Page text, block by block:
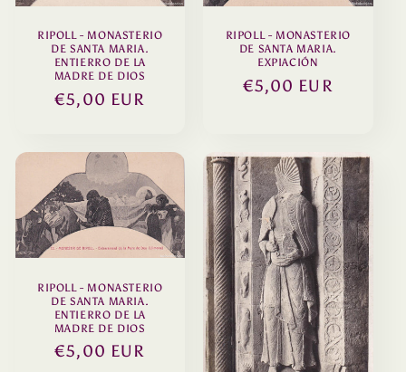
RIPOLL - MONASTERIO
DE SANTA MARIA.
ENTIERRO DE LA
MADRE DE DIOS
Precio
€5,00 EUR
RIPOLL - MONASTERIO
DE SANTA MARIA.
EXPIACIÓN
Precio
€5,00 EUR
RIPOLL - MONASTERIO
DE SANTA MARIA.
ENTIERRO DE LA
MADRE DE DIOS
Precio
€5,00 EUR